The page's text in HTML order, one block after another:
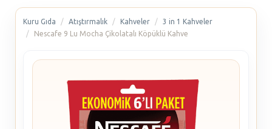
Kuru Gıda Atıştırmalık Kahveler
3 in 1 Kahveler
Nescafe 9 Lu Mocha Çikolatalı Köpüklü Kahve